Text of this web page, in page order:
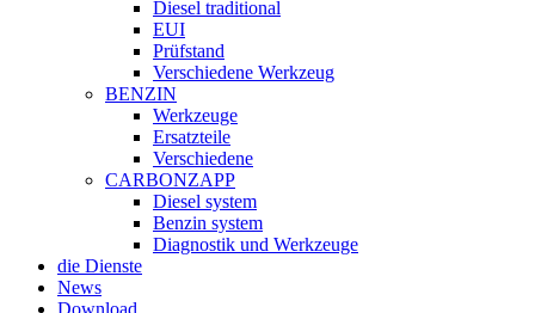
Diesel traditional
EUI
Prüfstand
Verschiedene Werkzeug
BENZIN
Werkzeuge
Ersatzteile
Verschiedene
CARBONZAPP
Diesel system
Benzin system
Diagnostik und Werkzeuge
die Dienste
News
Download